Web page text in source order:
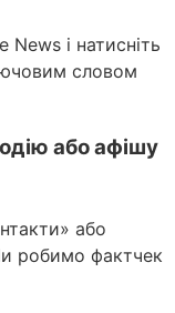
і натисніть
словом
або афішу
або
робимо фактчек